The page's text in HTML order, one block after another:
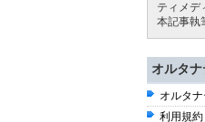
ティメデ
本記事執
オルタ
オルタ
利用規約